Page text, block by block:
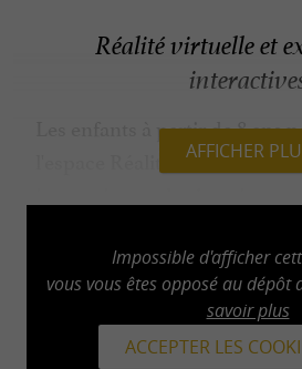
Réalité virtuelle et
Les enfants à partir de 8 ans
l'espace Réalité virtuelle,
activité physique pour des
innovantes.
Anniversaires et
AFFICHER
Impossible d'afficher
vous vous êtes opposé au dépôt
savoir plus
ACCEPTER LES